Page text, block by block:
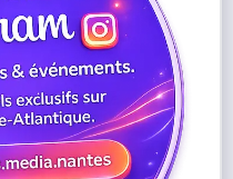
,Culture,Grand
,Quiz,Tourisme
ouvertes ce 11
fantastique
09/11/2025